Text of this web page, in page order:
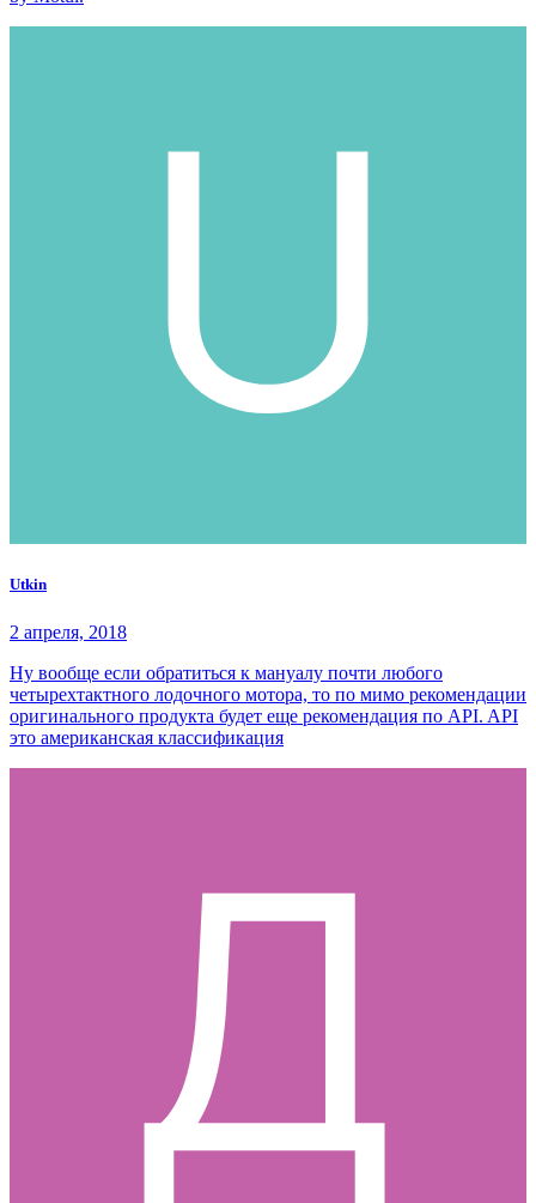
Utkin
2 апреля, 2018
Ну вообще если обратиться к мануалу почти любого
четырехтактного лодочного мотора, то по мимо рекомендации
оригинального продукта будет еще рекомендация по API. API
это американская классификация